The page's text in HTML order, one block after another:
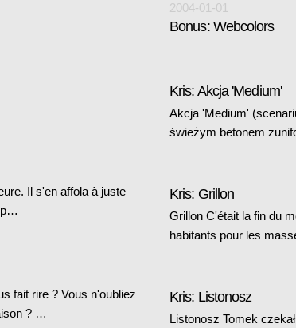
2004-01-01
Bonus: Webcolors
Kris: Akcja 'Medium'
Akcja 'Medium'
świeżym betonem
Il s'en affola à juste
Kris: Grillon
Grillon C'était la fin du
habitants pour les
fait rire ? Vous n'oubliez
? …
Kris: Listonosz
Listonosz Tomek